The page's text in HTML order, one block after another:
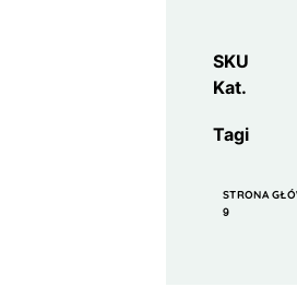
SKU
Kat.
Tagi
STRONA
9